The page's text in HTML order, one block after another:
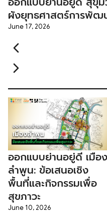
ผังยุทธศาสตร์การพั
June 17, 2026
ออกแบบย่านอยู่ดี เมือง
ลำพูน: ข้อเสนอเชิง
พื้นที่และกิจกรรมเพื่อ
สุขภาวะ
June 10, 2026